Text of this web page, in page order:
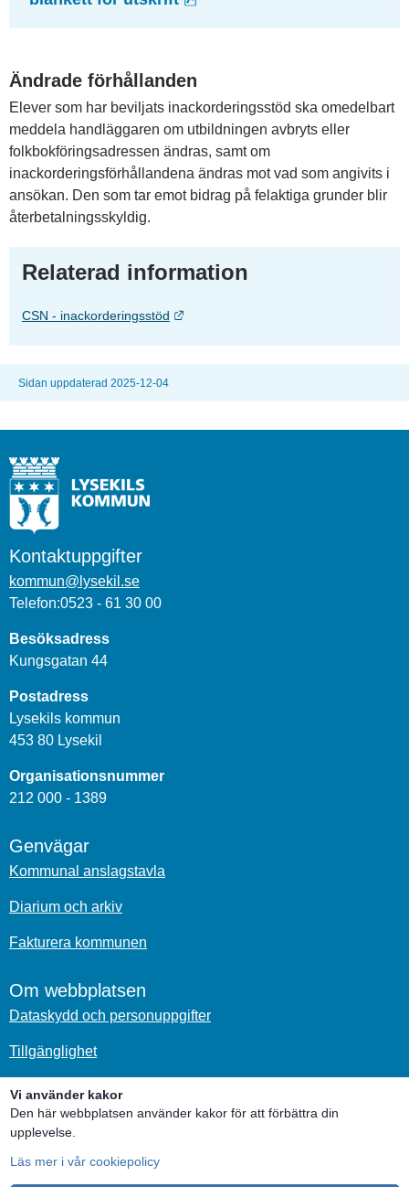
Vi använder kakor
Den här webbplatsen använder kakor för att förbättra din
upplevelse.
Läs mer i vår cookiepolicy
Ändrade förhållanden
Elever som har beviljats inackorderingsstöd ska omedelbart
meddela handläggaren om utbildningen avbryts eller
folkbokföringsadressen ändras, samt om
inackorderingsförhållandena ändras mot vad som angivits i
ansökan. Den som tar emot bidrag på felaktiga grunder blir
återbetalningsskyldig.
Relaterad information
CSN - inackorderingsstöd Länk till annan webbplats.
Sidan uppdaterad 2025-12-04
Kontaktuppgifter
kommun@lysekil.se
Telefon:0523 - 61 30 00
Besöksadress
Kungsgatan 44
Postadress
Lysekils kommun
453 80 Lysekil
Organisationsnummer
212 000 - 1389
Genvägar
Kommunal anslagstavla
Diarium och arkiv
Fakturera kommunen
Om webbplatsen
Dataskydd och personuppgifter
Tillgänglighet
Om kakor
Sociala medier